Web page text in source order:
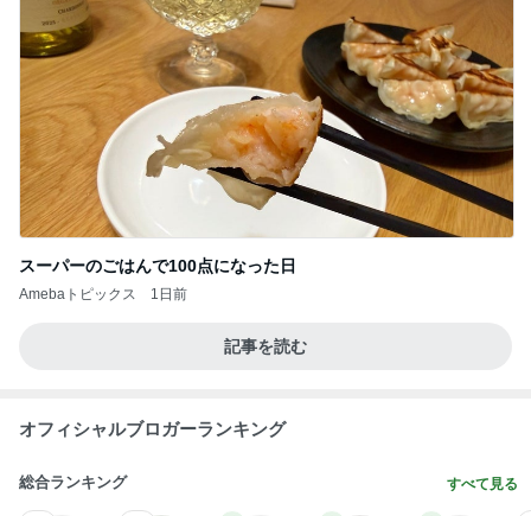
スーパーのごはんで100点になった日
Amebaトピックス 1日前
記事を読む
オフィシャルブロガーランキング
総合ランキング すべて見る